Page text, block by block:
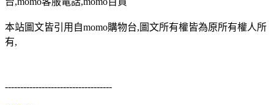
本站圖文皆引用自momo購物台,圖文所有權皆為原所有權人所
有,
-----------------------------------